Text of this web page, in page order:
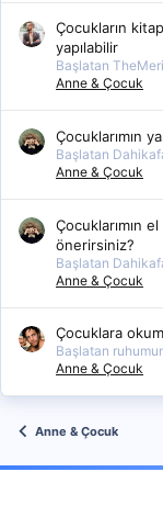
Çocukların
yapılabilir
Başlatan
Anne & Çocuk
Çocuklarımın
Başlatan
Anne & Çocuk
Çocuklarımın
önerirsiniz?
Başlatan
Anne & Çocuk
Çocuklara
Başlatan
Anne & Çocuk
Anne & Çocuk